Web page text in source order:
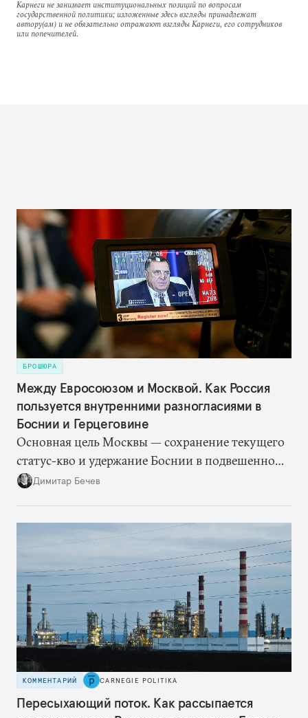
Карнеги не занимает институциональных позиций по вопросам
государственной политики; изложенные здесь взгляды принадлежат
автору(ам) и не обязательно отражают взгляды Карнеги, его сотрудников
или попечителей.
БРОШЮРА
Между Евросоюзом и Москвой. Как Россия
пользуется внутренними разногласиями в
Боснии и Герцеговине
Основная цель Москвы — сохранение текущего
статус-кво и удержание Боснии в подвешенном
состоянии. Для этого Кремлю достаточно
оказалась не очень щедра на финансовую
помощь Республике Сербской. Но она, судя по
всему, одержала победу в битве за сердца и умы
боснийских сербов.
Димитар Бечев
КОММЕНТАРИЙ CARNEGIE POLITIKA
Пересыхающий поток. Как рассыпается